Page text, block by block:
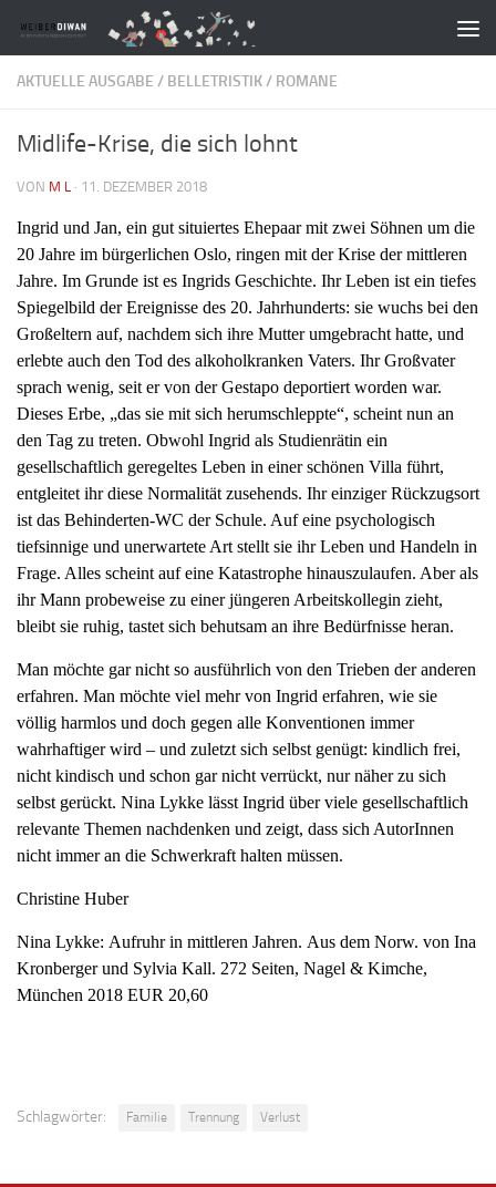
Zum Inhalt springen
AKTUELLE AUSGABE / BELLETRISTIK/ ROMANE
Midlife-Krise, die sich lohnt
VON M L · 11. DEZEMBER 2018
Ingrid und Jan, ein gut situiertes Ehepaar mit zwei Söhnen um die
20 Jahre im bürgerlichen Oslo, ringen mit der Krise der mittleren
Jahre. Im Grunde ist es Ingrids Geschichte. Ihr Leben ist ein tiefes
Spiegelbild der Ereignisse des 20. Jahrhunderts: sie wuchs bei den
Großeltern auf, nachdem sich ihre Mutter umgebracht hatte, und
erlebte auch den Tod des alkoholkranken Vaters. Ihr Großvater
sprach wenig, seit er von der Gestapo deportiert worden war.
Dieses Erbe, „das sie mit sich herumschleppte“, scheint nun an
den Tag zu treten. Obwohl Ingrid als Studienrätin ein
gesellschaftlich geregeltes Leben in einer schönen Villa führt,
entgleitet ihr diese Normalität zuse­hends. Ihr einziger Rückzugsort
ist das Behinderten-WC der Schule. Auf eine psychologisch
tiefsinnige und unerwartete Art stellt sie ihr Leben und Handeln in
Frage. Alles scheint auf eine Katastrophe hinauszulaufen. Aber als
ihr Mann probeweise zu einer jüngeren Arbeitskollegin zieht,
bleibt sie ruhig, tastet sich behutsam an ihre Bedürfnisse heran.
Man möchte gar nicht so ausführlich von den Trieben der anderen
erfahren. Man möchte viel mehr von Ingrid erfahren, wie sie
völlig harmlos und doch gegen alle Konventionen immer
wahrhaftiger wird – und zuletzt sich selbst genügt: kindlich frei,
nicht kindisch und schon gar nicht verrückt, nur näher zu sich
selbst gerückt. Nina Lykke lässt Ingrid über viele gesellschaftlich
relevante Themen nachdenken und zeigt, dass sich AutorInnen
nicht immer an die Schwerkraft halten müssen.
Christine Huber
Nina Lykke: Aufruhr in mittleren Jahren. Aus dem Norw. von Ina
Kronbergerund Sylvia Kall. 272 Seiten, Nagel & Kimche,
München 2018 EUR 20,60
Schlagwörter: Familie Trennung Verlust